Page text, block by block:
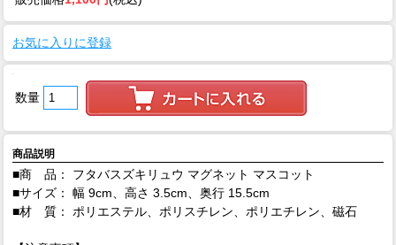
お気に入りに登録
数量
商品説明
■商 品： フタバスズキリュウ マグネット マスコット
■サイズ： 幅 9cm、高さ 3.5cm、奥行 15.5cm
■材 質： ポリエステル、ポリスチレン、ポリエチレン、磁石